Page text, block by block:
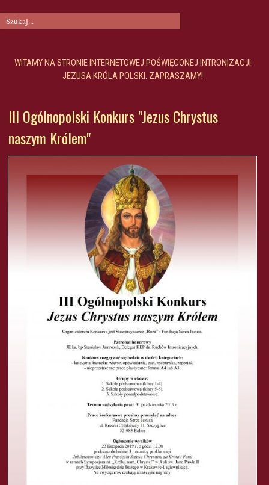
WITAMY NA STRONIE INTERNETOWEJ POŚWIĘCONEJ INTRONIZACJI
JEZUSA KRÓLA POLSKI. ZAPRASZAMY!
III Ogólnopolski Konkurs "Jezus Chrystus
naszym Królem"